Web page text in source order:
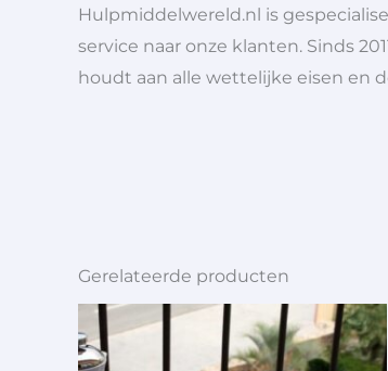
Hulpmiddelwereld.nl is
service naar onze klanten. Sinds
houdt aan alle wettelijke eisen en
Gerelateerde producten